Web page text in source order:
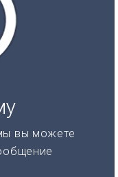
вы можете